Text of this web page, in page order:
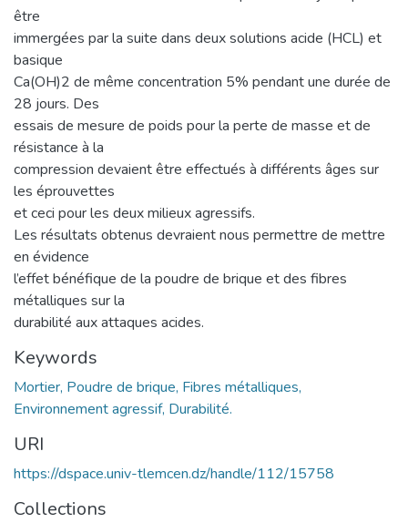
être
immergées par la suite dans deux solutions acide (HCL) et
basique
Ca(OH)2 de même concentration 5% pendant une durée de
28 jours. Des
essais de mesure de poids pour la perte de masse et de
résistance à la
compression devaient être effectués à différents âges sur
les éprouvettes
et ceci pour les deux milieux agressifs.
Les résultats obtenus devraient nous permettre de mettre
en évidence
l’effet bénéfique de la poudre de brique et des fibres
métalliques sur la
durabilité aux attaques acides.
Keywords
Mortier, Poudre de brique, Fibres métalliques,
Environnement agressif, Durabilité.
URI
https://dspace.univ-tlemcen.dz/handle/112/15758
Collections